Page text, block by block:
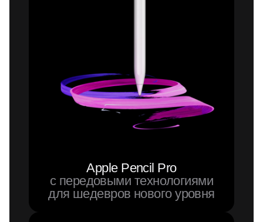
Apple Pencil Pro
с передовыми технологиями
для шедевров нового уровня